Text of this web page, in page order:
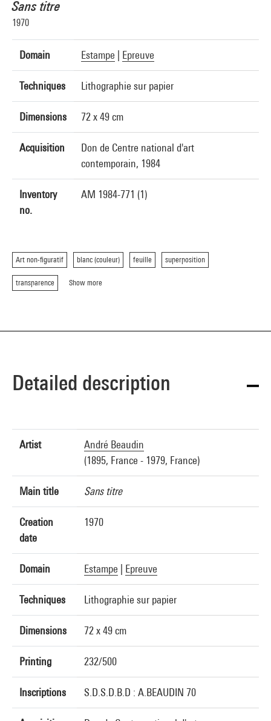
Sans titre
1970
Domain Estampe Epreuve
Techniques Lithographie sur papier
Dimensions 72 x 49 cm
Acquisition
Don de Centre national d'art
contemporain, 1984
Inventory
no.
AM 1984-771 (1)
Art non-figuratif blanc (couleur) feuille superposition
transparence Show more
Detailed description
Artist
André Beaudin
(1895, France - 1979, France)
Main title Sans titre
Creation
date
1970
Domain Estampe Epreuve
Techniques Lithographie sur papier
Dimensions 72 x 49 cm
Printing 232/500
Inscriptions S.D.S.D.B.D : A.BEAUDIN 70